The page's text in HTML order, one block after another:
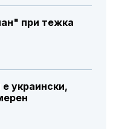
при тежка
украински,